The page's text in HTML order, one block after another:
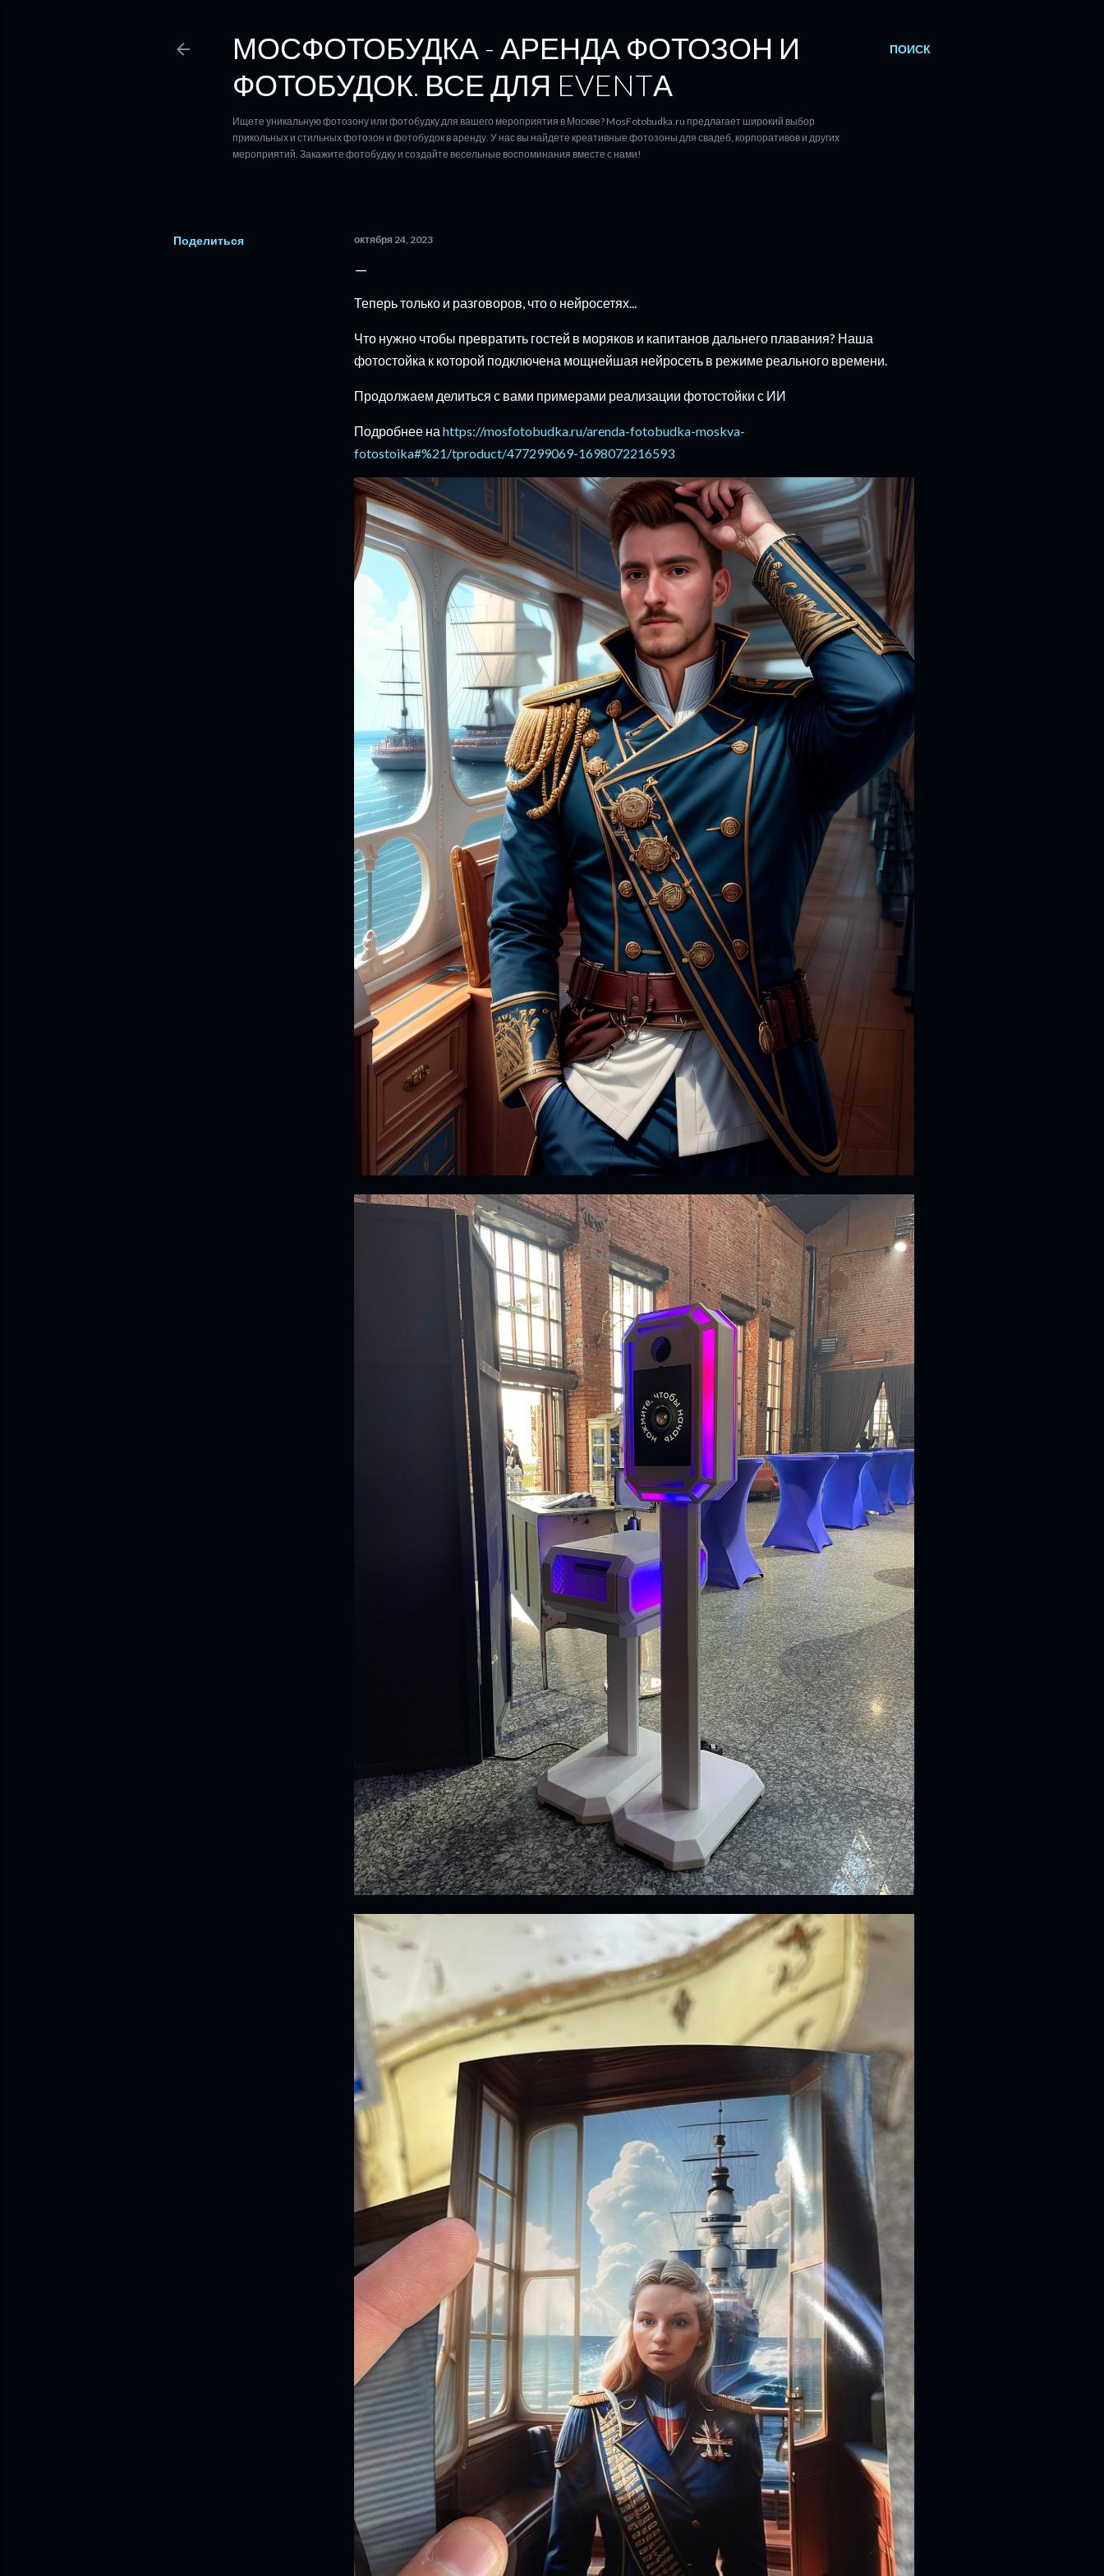
ПОИСК
МОСФОТОБУДКА - АРЕНДА ФОТОЗОН И
ФОТОБУДОК. ВСЕ ДЛЯ EVENTА
Ищете уникальную фотозону или фотобудку для вашего мероприятия в Москве? MosFotobudka.ru предлагает широкий выбор
прикольных и стильных фотозон и фотобудок в аренду. У нас вы найдете креативные фотозоны для свадеб, корпоративов и других
мероприятий. Закажите фотобудку и создайте весельные воспоминания вместе с нами!
Поделиться октября 24, 2023
Теперь только и разговоров, что о нейросетях...
Что нужно чтобы превратить гостей в моряков и капитанов дальнего плавания? Наша
фотостойка к которой подключена мощнейшая нейросеть в режиме реального времени.
Продолжаем делиться с вами примерами реализации фотостойки с ИИ
Подробнее на https://mosfotobudka.ru/arenda-fotobudka-moskva-
fotostoika#%21/tproduct/477299069-1698072216593